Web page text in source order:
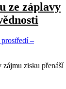
ze záplavy
–
zájmu zisku přenáší